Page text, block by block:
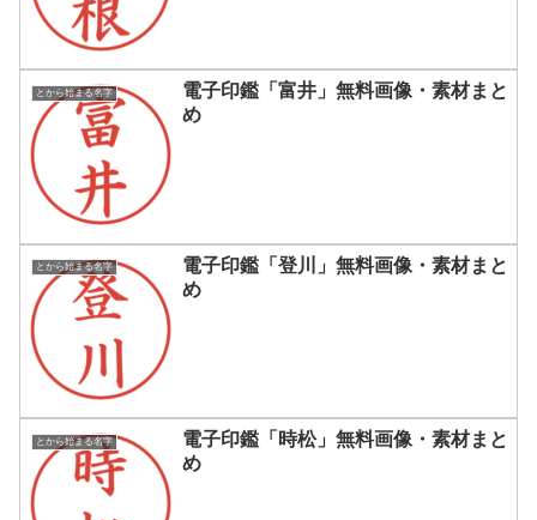
とから始まる名字
電子印鑑「富井」無料画像・素材まと
め
とから始まる名字
電子印鑑「登川」無料画像・素材まと
め
とから始まる名字
電子印鑑「時松」無料画像・素材まと
め